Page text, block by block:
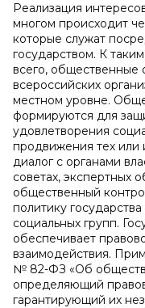
Реализация
многом происходит
которые служат
государством. К
всего,
всероссийских
местном уровне.
формируются для
удовлетворения
продвижения тех или
диалог с органами
советах, экспертных
общественный
политику
социальных групп.
обеспечивает
взаимодействия.
№ 82-ФЗ «Об
определяющий
гарантирующий их